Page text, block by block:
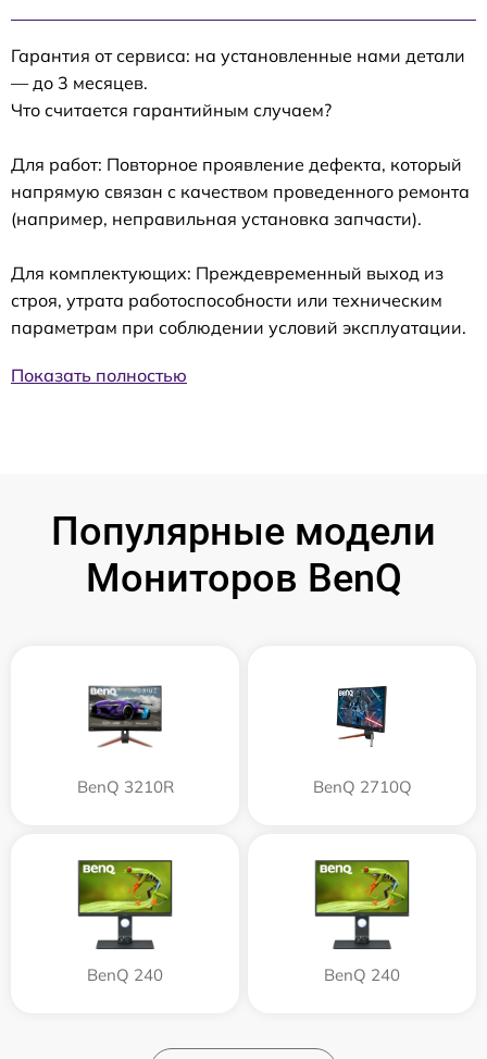
Гарантия от сервиса: на установленные нами детали
— до 3 месяцев.
Что считается гарантийным случаем?
Для работ: Повторное проявление дефекта, который
напрямую связан с качеством проведенного ремонта
(например, неправильная установка запчасти).
Для комплектующих: Преждевременный выход из
строя, утрата работоспособности или техническим
параметрам при соблюдении условий эксплуатации.
Показать полностью
Популярные модели
Мониторов BenQ
BenQ 3210R BenQ 2710Q
BenQ 240 BenQ 240